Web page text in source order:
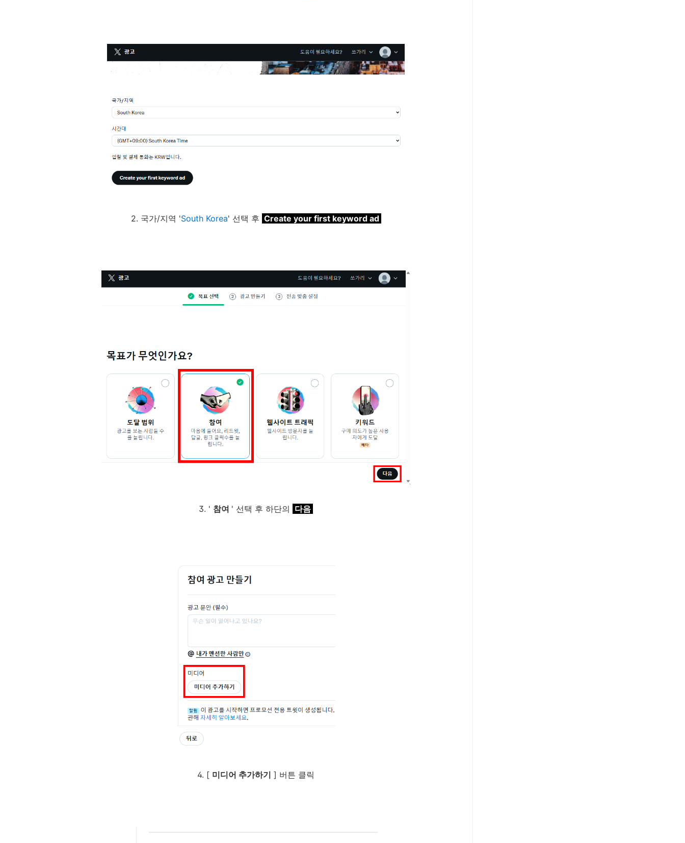
2. 국가/지역 'South Korea' 선택 후 Create your first keyword ad
3. ' 참여 ' 선택 후 하단의 다음
4. [ 미디어 추가하기 ] 버튼 클릭